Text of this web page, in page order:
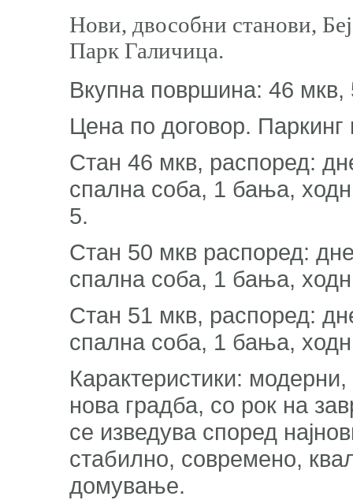
Нови, двособни станови,
Парк Галичица.
Вкупна површина: 46
Цена по договор.
Стан 46 мкв, распоред:
спална соба, 1 бања,
5.
Стан 50 мкв распоред:
спална соба, 1 бања,
Стан 51 мкв, распоред:
спална соба, 1 бања,
Карактеристики:
нова градба, со рок на
се изведува според
стабилно, современо,
домување.